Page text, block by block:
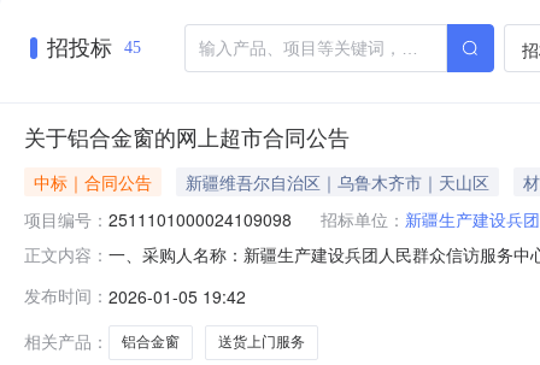
招投标 45
关于铝合金窗的网上超市合同公告
中标｜合同公告 新疆维吾尔自治区｜乌鲁木齐市｜天山区
项目编号： 2511101000024109098 招标单位： 新疆生产建设兵
正文内容： 一、采购人名称：新疆生产建设兵团人民群众信访服务
281620*1860铝合金窗裕泓C-28套1.00112011202【服
发布时间： 2026-01-05 19:42
相关产品：
铝合金窗 送货上门服务